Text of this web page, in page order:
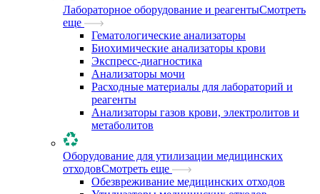
Лабораторное оборудование и реагентыСмотреть
еще
Гематологические анализаторы
Биохимические анализаторы крови
Экспресс-диагностика
Анализаторы мочи
Расходные материалы для лабораторий и
реагенты
Анализаторы газов крови, электролитов и
метаболитов
Оборудование для утилизации медицинских
отходовСмотреть еще
Обезвреживание медицинских отходов